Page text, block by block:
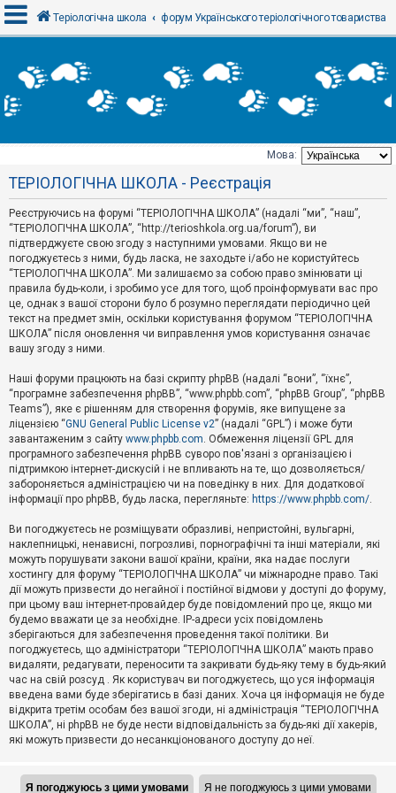
х
і
Т
е
м
и
б
е
з
в
і
д
п
о
в
і
д
й
А
к
т
и
в
н
і
м
и
П
о
ш
у
Д
о
п
о
м
Теріологічна школа форум Українського теріологічного товариства
Мова:
ТЕРІОЛОГІЧНА ШКОЛА - Реєстрація
Реєструючись на форумі “ТЕРІОЛОГІЧНА ШКОЛА” (надалі “ми”, “наш”,
“ТЕРІОЛОГІЧНА ШКОЛА”, “http://terioshkola.org.ua/forum”), ви
підтверджуєте свою згоду з наступними умовами. Якщо ви не
погоджуєтесь з ними, будь ласка, не заходьте і/або не користуйтесь
“ТЕРІОЛОГІЧНА ШКОЛА”. Ми залишаємо за собою право змінювати ці
правила будь-коли, і зробимо усе для того, щоб проінформувати вас про
це, однак з вашої сторони було б розумно переглядати періодично цей
текст на предмет змін, оскільки користування форумом “ТЕРІОЛОГІЧНА
ШКОЛА” після оновлення чи виправлення умов користування означає
вашу згоду з ними.
Наші форуми працюють на базі скрипту phpBB (надалі “вони”, “їхнє”,
“програмне забезпечення phpBB”, “www.phpbb.com”, “phpBB Group”, “phpBB
Teams”), яке є рішенням для створення форумів, яке випущене за
ліцензією “GNU General Public License v2” (надалі “GPL”) і може бути
завантаженим з сайту www.phpbb.com. Обмеження ліцензії GPL для
програмного забезпечення phpBB суворо пов'язані з організацією і
підтримкою інтернет-дискусій і не впливають на те, що дозволяється/
забороняється адміністрацією чи на поведінку в них. Для додаткової
інформації про phpBB, будь ласка, перегляньте: https://www.phpbb.com/.
Ви погоджуєтесь не розміщувати образливі, непристойні, вульгарні,
наклепницькі, ненависні, погрозливі, порнографічні та інші матеріали, які
можуть порушувати закони вашої країни, країни, яка надає послуги
хостингу для форуму “ТЕРІОЛОГІЧНА ШКОЛА” чи міжнародне право. Такі
дії можуть призвести до негайної і постійної відмови у доступі до форуму,
при цьому ваш інтернет-провайдер буде повідомлений про це, якщо ми
будемо вважати це за необхідне. IP-адреси усіх повідомлень
зберігаються для забезпечення проведення такої політики. Ви
погоджуєтесь, що адміністратори “ТЕРІОЛОГІЧНА ШКОЛА” мають право
видаляти, редагувати, переносити та закривати будь-яку тему в будь-який
час на свій розсуд . Як користувач ви погоджуєтесь, що уся інформація
введена вами буде зберігатись в базі даних. Хоча ця інформація не буде
відкрита третім особам без вашої згоди, ні адміністрація “ТЕРІОЛОГІЧНА
ШКОЛА”, ні phpBB не буде нести відповідальність за будь-які дії хакерів,
які можуть призвести до несанкціонованого доступу до неї.